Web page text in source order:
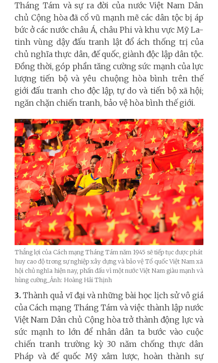
Tháng Tám và sự ra đời của nước Việt Nam Dân
chủ Cộng hòa đã cổ vũ mạnh mẽ các dân tộc bị áp
bức ở các nước châu Á, châu Phi và khu vực Mỹ La-
tinh vùng dậy đấu tranh lật đổ ách thống trị của
chủ nghĩa thực dân, đế quốc, giành độc lập dân tộc.
Đồng thời, góp phần tăng cường sức mạnh của lực
lượng tiến bộ và yêu chuộng hòa bình trên thế
giới đấu tranh cho độc lập, tự do và tiến bộ xã hội;
ngăn chặn chiến tranh, bảo vệ hòa bình thế giới.
Thắng lợi của Cách mạng Tháng Tám năm 1945 sẽ tiếp tục được phát
huy cao độ trong sự nghiệp xây dựng và bảo vệ Tổ quốc Việt Nam xã
hội chủ nghĩa hiện nay, phấn đấu vì một nước Việt Nam giàu mạnh và
hùng cường_Ảnh: Hoàng Hải Thịnh
3. Thành quả vĩ đại và những bài học lịch sử vô giá
của Cách mạng Tháng Tám và việc thành lập nước
Việt Nam Dân chủ Cộng hòa trở thành động lực và
sức mạnh to lớn để nhân dân ta bước vào cuộc
chiến tranh trường kỳ 30 năm chống thực dân
Pháp và đế quốc Mỹ xâm lược, hoàn thành sự